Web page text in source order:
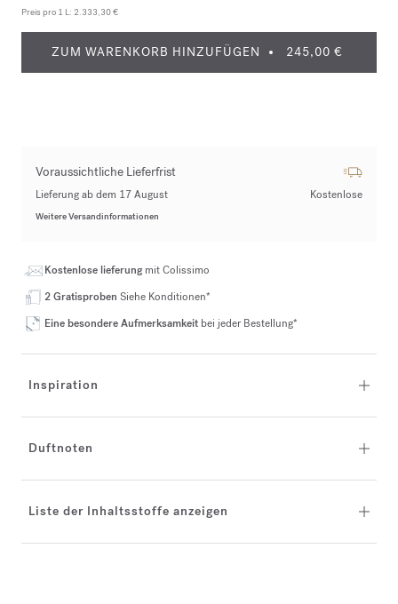
Preis pro 1 L: 2.333,30 €
ZUM WARENKORB HINZUFÜGEN 245,00 €
Voraussichtliche Lieferfrist
Lieferung ab dem 17 August Kostenlose
Weitere Versandinformationen
Kostenlose lieferungmit Colissimo
2 Gratisproben Siehe Konditionen*
Eine besondere Aufmerksamkeit bei jeder Bestellung*
Inspiration
Duftnoten
Liste der Inhaltsstoffe anzeigen